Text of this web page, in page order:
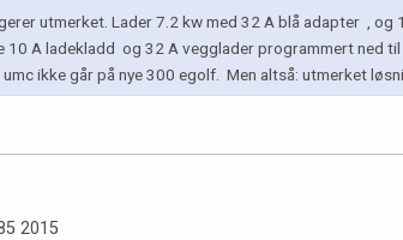
utmerket. Lader 7.2 kw med 32 A blå adapter , og
10 A ladekladd og 32 A vegglader programmert ned
ikke går på nye 300 egolf. Men altså: utmerket
2015